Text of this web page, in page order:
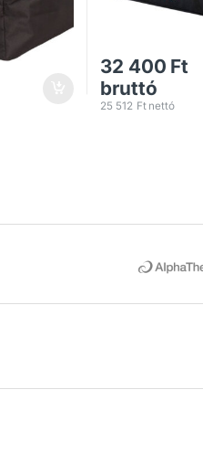
32 400 Ft
bruttó
25 512 Ft nettó